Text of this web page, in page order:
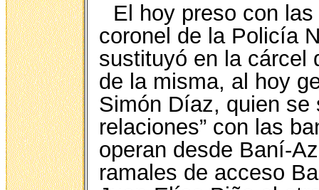
El hoy preso con
coronel de la Policía
sustituyó en la cárcel
de la misma, al hoy
Simón Díaz, quien se
relaciones” con las
operan desde Baní-
ramales de acceso